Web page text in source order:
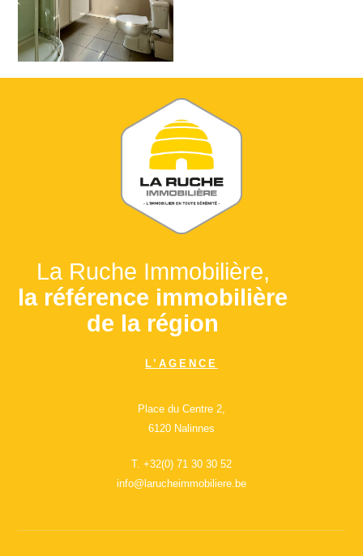
La Ruche Immobilière,
la référence immobilière
de la région
L’AGENCE
Place du Centre 2,
6120 Nalinnes
T. +32(0) 71 30 30 52
info@larucheimmobiliere.be